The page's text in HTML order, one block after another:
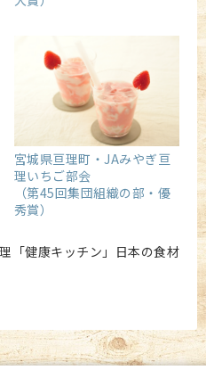
宮城県亘理町・JAみやぎ亘
理いちご部会
（第45回集団組織の部・優
秀賞）
「健康キッチン」日本の食材